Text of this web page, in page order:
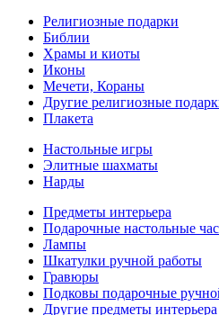
Религиозные подарки
Библии
Храмы и киоты
Иконы
Мечети, Кораны
Другие религиозные
Плакета
Настольные игры
Элитные шахматы
Нарды
Предметы интерьера
Подарочные настольные
Лампы
Шкатулки ручной работы
Гравюры
Подковы подарочные
Другие предметы интерьера